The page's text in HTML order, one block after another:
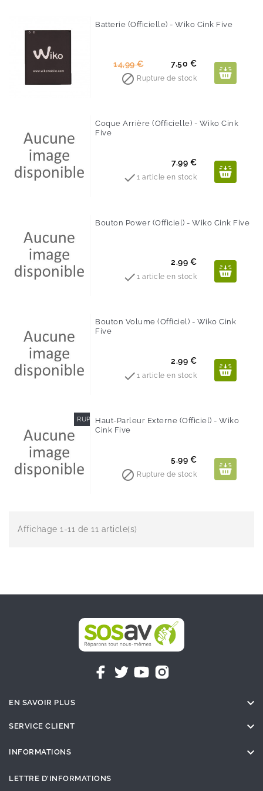
Batterie (Officielle) - Wiko Cink Five
Prix
de
14,99 €Prix 7.50 €
 Rupture de stock
Coque Arrière (Officielle) - Wiko Cink
Five
Prix
7.99 €
1 article en stock
Bouton Power (Officiel) - Wiko Cink Five
Prix
2.99 €
1 article en stock
Bouton Volume (Officiel) - Wiko Cink
Five
Prix
2.99 €
1 article en stock
RUPTURE DE STOCK
Haut-Parleur Externe (Officiel) - Wiko
Cink Five
Prix
5.99 €
 Rupture de stock
Affichage 1-11 de 11 article(s)
EN SAVOIR PLUS 
SERVICE CLIENT 
INFORMATIONS 
LETTRE D'INFORMATIONS